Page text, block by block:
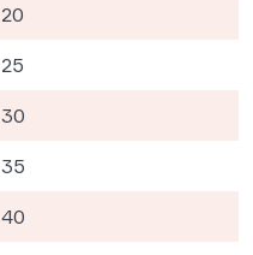
20
25
30
35
40